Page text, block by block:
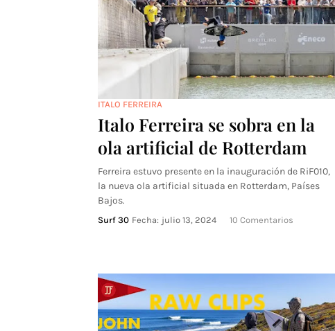
ITALO FERREIRA
Italo Ferreira se sobra en la
ola artificial de Rotterdam
Ferreira estuvo presente en la inauguración de RiF010,
la nueva ola artificial situada en Rotterdam, Países
Bajos.
Surf 30 Fecha: julio 13, 2024 10 Comentarios